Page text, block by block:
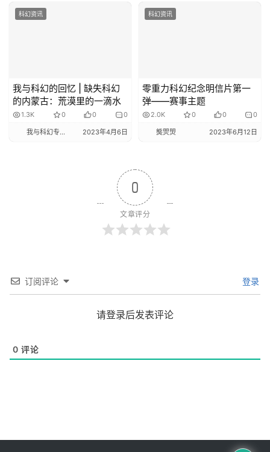
科幻资讯
我与科幻的回忆 | 缺失科幻
的内蒙古：荒漠里的一滴水
1.3K 0 0 0
我与科幻专栏小编 2023年4月6日
科幻资讯
零重力科幻纪念明信片第一
弹——赛事主题
2.0K 0 0 0
熋焸焽 2023年6月12日
0
文章评分
订阅评论 登录
请登录后发表评论
0 评论